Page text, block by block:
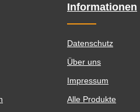
Informationen
Datenschutz
Über uns
Impressum
Alle Produkte